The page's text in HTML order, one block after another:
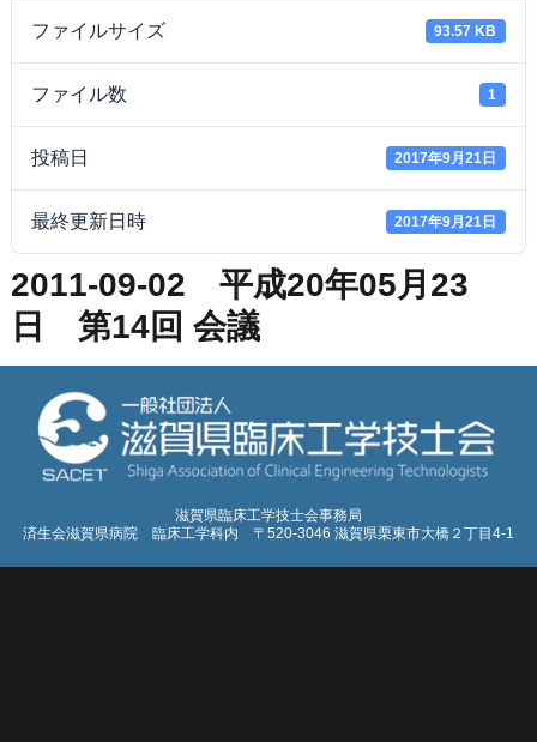
ファイルサイズ 93.57 KB
ファイル数 1
投稿日 2017年9月21日
最終更新日時 2017年9月21日
2011-09-02 平成20年05月23
日 第14回 会議
滋賀県臨床工学技士会事務局
済生会滋賀県病院 臨床工学科内 〒520-3046 滋賀県栗東市大橋２丁目4-1